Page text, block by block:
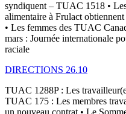
syndiquent – TUAC 1518 •
alimentaire à Frulact
• Les femmes des TUAC
mars : Journée internationale
raciale
DIRECTIONS 26.10
TUAC 1288P : Les
TUAC 175 : Les membres
un nouveau contrat • Le